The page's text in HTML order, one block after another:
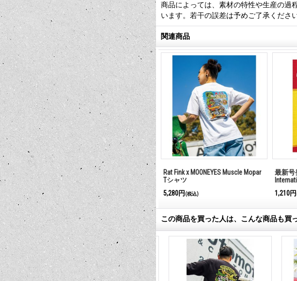
商品によっては、素材の特性や生産の過
います。若干の誤差は予めご了承ください
関連商品
Rat Fink x MOONEYES Muscle Mopar
Tシャツ
5,280円 (税込)
最新号
1,210円
この商品を買った人は、こんな商品も買